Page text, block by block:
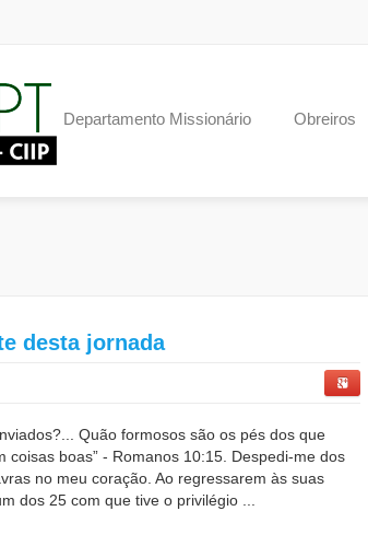
Departamento Missionário Obreiros
desta jornada
Quão formosos são os pés dos que
coisas boas” - Romanos 10:15. Despedi-me dos
no meu coração. Ao regressarem às suas
dos 25 com que tive o privilégio ...